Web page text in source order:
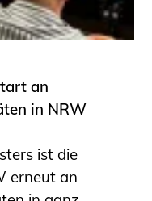
an
in NRW
ist die
erneut an